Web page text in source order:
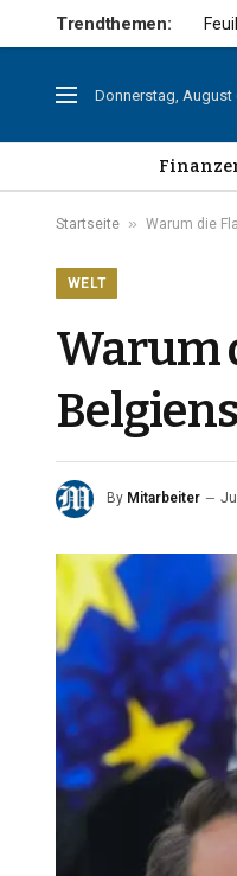
Trendthemen:
Donnerstag, August
Startseite » Warum die
WELT
Warum
By Mitarbeiter